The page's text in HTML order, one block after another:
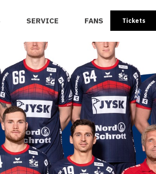
SERVICE FANS Tickets